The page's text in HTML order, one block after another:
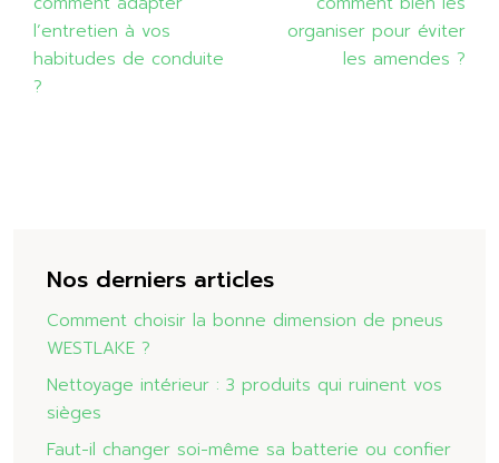
l’entretien à vos
habitudes de conduite
?
organiser pour éviter
les amendes ?
Nos derniers articles
Comment choisir la bonne dimension de pneus
WESTLAKE ?
Nettoyage intérieur : 3 produits qui ruinent vos
sièges
Faut-il changer soi-même sa batterie ou confier